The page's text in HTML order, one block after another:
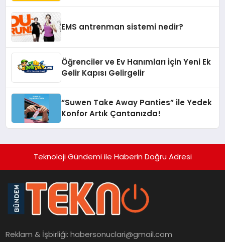
EMS antrenman sistemi nedir?
Öğrenciler ve Ev Hanımları İçin Yeni Ek
Gelir Kapısı Gelirgelir
“Suwen Take Away Panties” ile Yedek
Konfor Artık Çantanızda!
Teknoloji Gündemi ile Haberin Doğru Adresi
Reklam & İşbirliği:habersonuclari@gmail.com